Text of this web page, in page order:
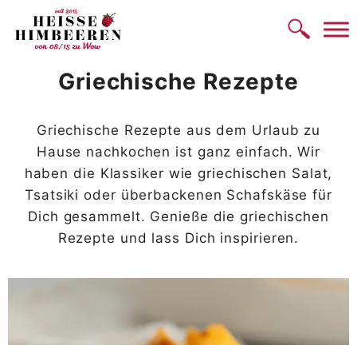
Zum
Inhalt
Griechische Rezepte
Griechische Rezepte aus dem Urlaub zu
Hause nachkochen ist ganz einfach. Wir
haben die Klassiker wie griechischen Salat,
Tsatsiki oder überbackenen Schafskäse für
Dich gesammelt. Genieße die griechischen
Rezepte und lass Dich inspirieren.